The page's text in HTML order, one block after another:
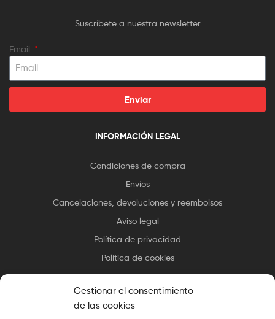
Gestionar el consentimiento
de las cookies
Suscríbete a nuestra newsletter
Email
Enviar
INFORMACIÓN LEGAL
Condiciones de compra
Envíos
Cancelaciones, devoluciones y reembolsos
Aviso legal
Política de privacidad
Política de cookies